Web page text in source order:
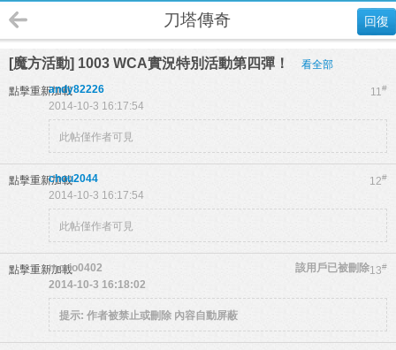
回復
刀塔傳奇
[魔方活動] 1003 WCA實況特別活動第四彈！ 看全部
點擊重新加載 11#
andy82226
2014-10-3 16:17:54
此帖僅作者可見
點擊重新加載 12#
chou2044
2014-10-3 16:17:54
此帖僅作者可見
點擊重新加載 13#
morio0402
該用戶已被刪除
2014-10-3 16:18:02
提示: 作者被禁止或刪除 內容自動屏蔽